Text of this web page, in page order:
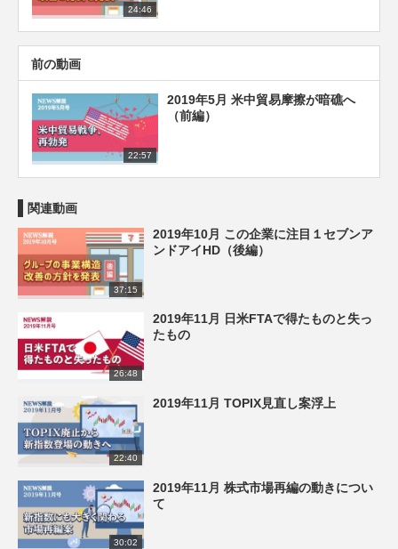
24:46
前の動画
22:57
2019年5月 米中貿易摩擦が暗礁へ
（前編）
関連動画
37:15
2019年10月 この企業に注目１セブンア
ンドアイHD（後編）
26:48
2019年11月 日米FTAで得たものと失っ
たもの
22:40
2019年11月 TOPIX見直し案浮上
30:02
2019年11月 株式市場再編の動きについ
て